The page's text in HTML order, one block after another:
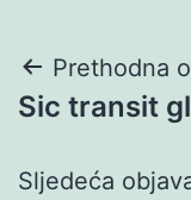
objava
Prethodna
Sic transit
Sljedeća